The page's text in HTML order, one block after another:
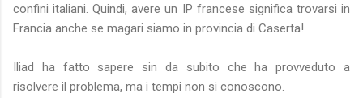
confini italiani. Quindi, avere un IP francese significa trovarsi in
Francia anche se magari siamo in provincia di Caserta!
Iliad ha fatto sapere sin da subito che ha provveduto a
risolvere il problema, ma i tempi non si conoscono.